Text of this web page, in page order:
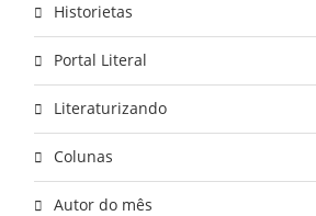
Historietas
Portal Literal
Literaturizando
Colunas
Autor do mês